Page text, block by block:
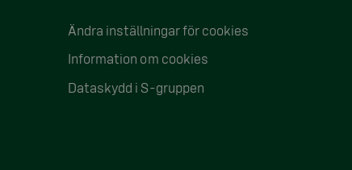
Ändra inställningar för cookies
Information om cookies
Dataskydd i S-gruppen